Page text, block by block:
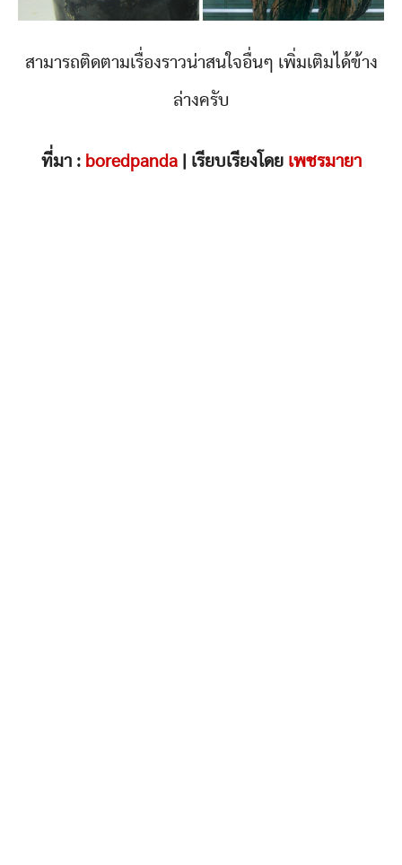
สามารถติดตามเรื่องราวน่าสนใจอื่นๆ เพิ่มเติมได้ข้าง
ล่างครับ
ที่มา : boredpanda| เรียบเรียงโดย เพชรมายา